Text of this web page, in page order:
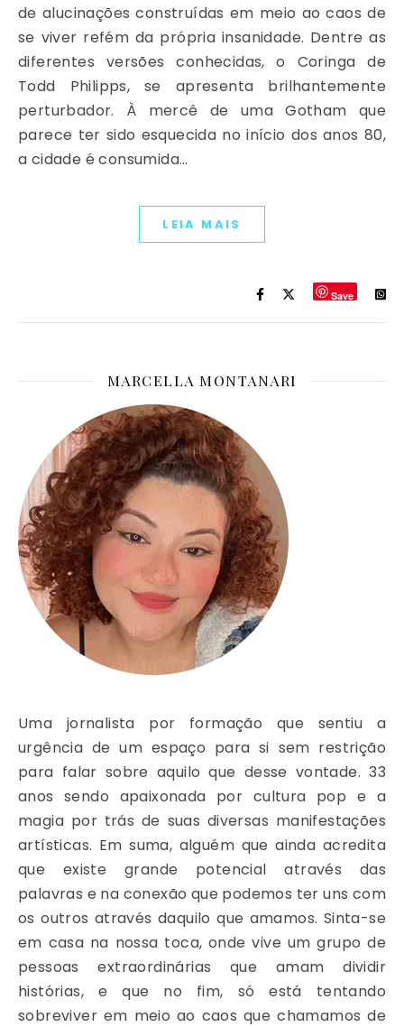
de alucinações construídas em meio ao caos de
se viver refém da própria insanidade. Dentre as
diferentes versões conhecidas, o Coringa de
Todd Philipps, se apresenta brilhantemente
perturbador. À mercê de uma Gotham que
parece ter sido esquecida no início dos anos 80,
a cidade é consumida…
LEIA MAIS
Save
MARCELLA MONTANARI
Uma jornalista por formação que sentiu a
urgência de um espaço para si sem restrição
para falar sobre aquilo que desse vontade. 33
anos sendo apaixonada por cultura pop e a
magia por trás de suas diversas manifestações
artísticas. Em suma, alguém que ainda acredita
que existe grande potencial através das
palavras e na conexão que podemos ter uns com
os outros através daquilo que amamos. Sinta-se
em casa na nossa toca, onde vive um grupo de
pessoas extraordinárias que amam dividir
histórias, e que no fim, só está tentando
sobreviver em meio ao caos que chamamos de